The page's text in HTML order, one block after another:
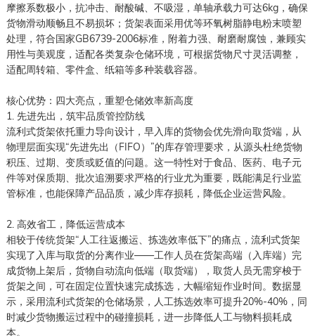
摩擦系数极小，抗冲击、耐酸碱、不吸湿，单轴承载力可达6kg，确保
货物滑动顺畅且不易损坏；货架表面采用优等环氧树脂静电粉末喷塑
处理，符合国家GB6739-2006标准，附着力强、耐磨耐腐蚀，兼顾实
用性与美观度，适配各类复杂仓储环境，可根据货物尺寸灵活调整，
适配周转箱、零件盒、纸箱等多种装载容器。
核心优势：四大亮点，重塑仓储效率新高度
1. 先进先出，筑牢品质管控防线
流利式货架依托重力导向设计，早入库的货物会优先滑向取货端，从
物理层面实现“先进先出（FIFO）”的库存管理要求，从源头杜绝货物
积压、过期、变质或贬值的问题。这一特性对于食品、医药、电子元
件等对保质期、批次追溯要求严格的行业尤为重要，既能满足行业监
管标准，也能保障产品品质，减少库存损耗，降低企业运营风险。
2. 高效省工，降低运营成本
相较于传统货架“人工往返搬运、拣选效率低下”的痛点，流利式货架
实现了入库与取货的分离作业——工作人员在货架高端（入库端）完
成货物上架后，货物自动流向低端（取货端），取货人员无需穿梭于
货架之间，可在固定位置快速完成拣选，大幅缩短作业时间。数据显
示，采用流利式货架的仓储场景，人工拣选效率可提升20%-40%，同
时减少货物搬运过程中的碰撞损耗，进一步降低人工与物料损耗成
本。